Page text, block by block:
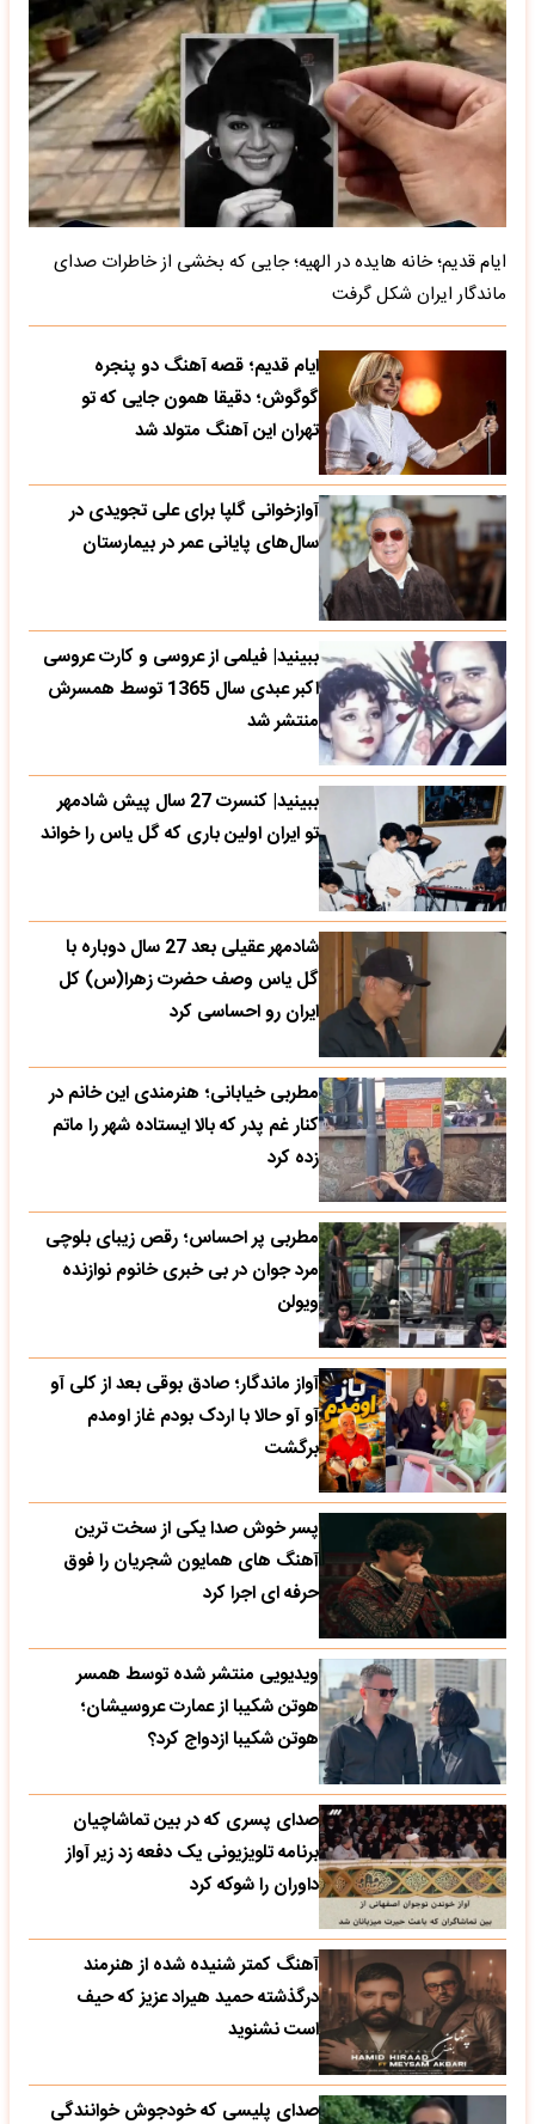
ایام قدیم؛ خانه هایده در الهیه؛ جایی که بخشی از خاطرات صدای
ماندگار ایران شکل گرفت
ایام قدیم؛ قصه آهنگ دو پنجره
گوگوش؛ دقیقا همون جایی که تو
تهران این آهنگ متولد شد
آوازخوانی گلپا برای علی تجویدی در
سال‌های پایانی عمر در بیمارستان
ببینید| فیلمی از عروسی و کارت عروسی
اکبر عبدی سال 1365 توسط همسرش
منتشر شد
ببینید| کنسرت 27 سال پیش شادمهر
تو ایران اولین باری که گل یاس را خواند
شادمهر عقیلی بعد 27 سال دوباره با
گل یاس وصف حضرت زهرا(س) کل
ایران رو احساسی کرد
مطربی خیابانی؛ هنرمندی این خانم در
کنار غم پدر که بالا ایستاده شهر را ماتم
زده کرد
مطربی پر احساس؛ رقص زیبای بلوچی
مرد جوان در بی خبری خانوم نوازنده
ویولن
آواز ماندگار؛ صادق بوقی بعد از کلی آو
آو آو حالا با اردک بودم غاز اومدم
برگشت
پسر خوش صدا یکی از سخت ترین
آهنگ های همایون شجریان را فوق
حرفه ای اجرا کرد
ویدیویی منتشر شده توسط همسر
هوتن شکیبا از عمارت عروسیشان؛
هوتن شکیبا ازدواج کرد؟
صدای پسری که در بین تماشاچیان
برنامه تلویزیونی یک دفعه زد زیر آواز
داوران را شوکه کرد
آهنگ کمتر شنیده شده از هنرمند
درگذشته حمید هیراد عزیز که حیف
است نشنوید
صدای پلیسی که خودجوش خوانندگی